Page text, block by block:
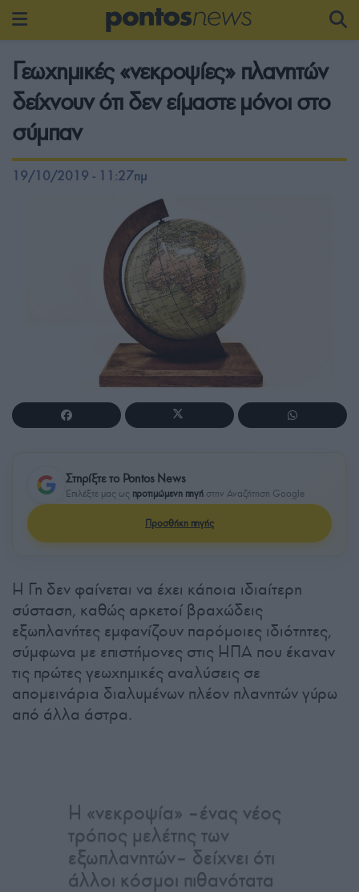
Γεωχημικές «νεκροψίες» πλανητών
δείχνουν ότι δεν είμαστε μόνοι στο
σύμπαν
19/10/2019 - 11:27πμ
Στηρίξτε το Pontos News
Επιλέξτε μας ως προτιμώμενη πηγή στην Αναζήτηση Google
Προσθήκη πηγής
Η Γη δεν φαίνεται να έχει κάποια ιδιαίτερη
σύσταση, καθώς αρκετοί βραχώδεις
εξωπλανήτες εμφανίζουν παρόμοιες ιδιότητες,
σύμφωνα με επιστήμονες στις ΗΠΑ που έκαναν
τις πρώτες γεωχημικές αναλύσεις σε
απομεινάρια διαλυμένων πλέον πλανητών γύρω
από άλλα άστρα.
Η «νεκροψία» –ένας νέος
τρόπος μελέτης των
εξωπλανητών– δείχνει ότι
άλλοι κόσμοι πιθανότατα